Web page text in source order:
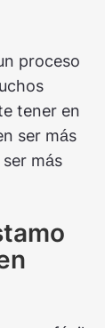
proceso
tener en
ser más
más